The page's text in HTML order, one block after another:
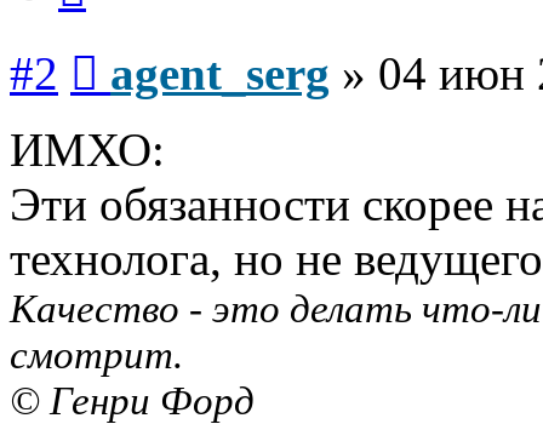
#2 agent_serg » 04 июн
ИМХО:
Эти обязанности скорее
технолога, но не
Качество - это делать что-
смотрит.
© Генри Форд